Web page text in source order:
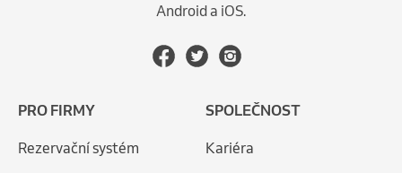
Android a iOS.
PRO FIRMY
Rezervační systém
SPOLEČNOST
Kariéra